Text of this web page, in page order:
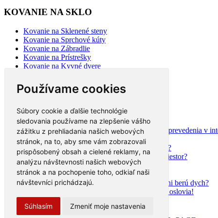
Používame cookies
Súbory cookie a ďalšie technológie
sledovania používame na zlepšenie vášho
zážitku z prehliadania našich webových
stránok, na to, aby sme vám zobrazovali
prispôsobený obsah a cielené reklamy, na
analýzu návštevnosti našich webových
stránok a na pochopenie toho, odkiaľ naši
návštevníci prichádzajú.
Súhlasím Zmeniť moje nastavenia
KOVANIE NA SKLO
Kovanie na Sklenené steny
Kovanie na Sprchové kúty
Kovanie na Zábradlie
Kovanie na Prístrešky
Kovanie na Kyvné dvere
Kovanie na sklo 2
Mýty a fakty o plastových oknách
Moderné schodisko: Spoznajte rôzne možnosti prevedenia v
Ako najlepšie opticky zväčšiť priestor?
Na čo slúži hliníková pergola a aké má výhody?
Ako efektne a prakticky predeliť akýkoľvek priestor?
Aké trendy prináša moderná kuchyňa?
Čo radia dizajnéri o skle v interiéri?
Prečo tieto dizajnové sklenené kreácie v kuchyni berú dych?
Moderné sklenené riešenia, ktoré vás rozhodne oslovia!
Čo by nemalo v modernom bývaní chýbať